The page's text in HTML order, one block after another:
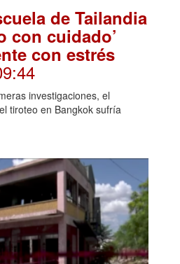
de Tailandia
con cuidado’
con estrés
investigaciones, el
tiroteo en Bangkok sufría